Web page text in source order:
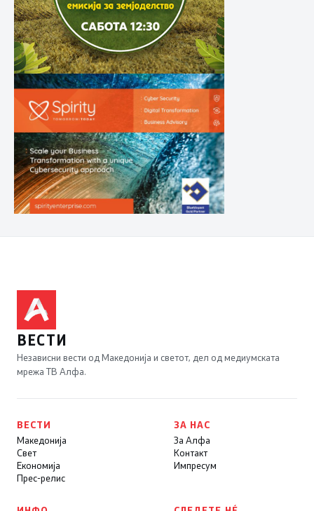
ВЕСТИ
Независни вести од Македонија и светот, дел од медиумската
мрежа ТВ Алфа.
ВЕСТИ
Македонија
Свет
Економија
Прес-релис
ЗА НАС
За Алфа
Контакт
Импресум